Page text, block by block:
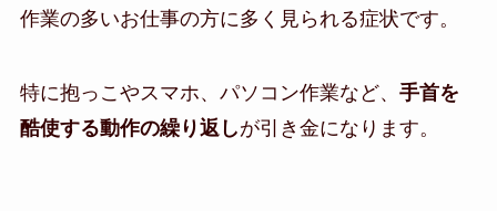
作業の多いお仕事の方に多く見られる症状です。
特に抱っこやスマホ、パソコン作業など、 手首を
酷使する動作の繰り返しが引き金になります。